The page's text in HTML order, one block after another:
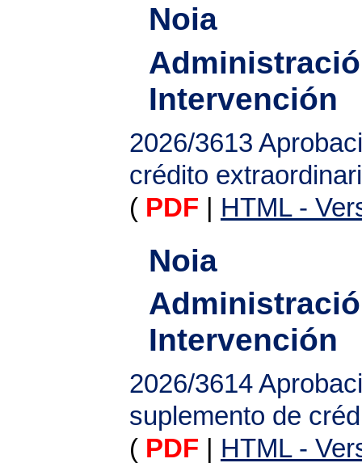
Noia
Intervención
2026/3613
crédito
( PDF HTML -
Noia
Intervención
2026/3614
suplemento de
( PDF HTML -